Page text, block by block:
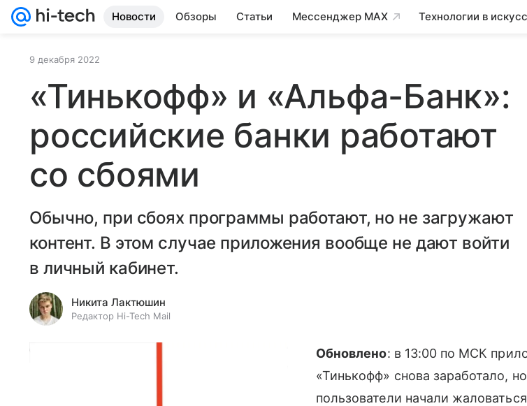
Новости Обзоры Статьи Мессенджер MAX Технологии в
9 декабря 2022
«Тинькофф» и «Альфа-Банк»:
российские банки работают
со сбоями
Обычно, при сбоях программы работают, но не загружают
контент. В этом случае приложения вообще не дают войти
в личный кабинет.
Никита Лактюшин
Редактор Hi-Tech Mail
Обновлено: в 13:00 по МСК
«Тинькофф» снова заработало, но
пользователи начали